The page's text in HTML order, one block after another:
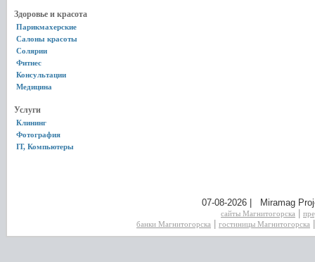
Здоровье и красота
Парикмахерские
Салоны красоты
Солярии
Фитнес
Консультации
Медицина
Услуги
Клининг
Фотография
IT, Компьютеры
07-08-2026 | Miramag
сайты Магнитогорска
банки Магнитогорска
гостиницы Магнитогорска